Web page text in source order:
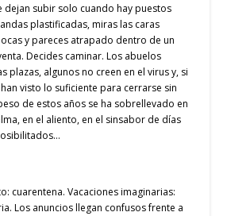
dejan subir solo cuando hay puestos
plastificadas, miras las caras
y pareces atrapado dentro de un
Decides caminar. Los abuelos
plazas, algunos no creen en el virus y, si
visto lo suficiente para cerrarse sin
de estos años se ha sobrellevado en
en el aliento, en el sinsabor de días
cuarentena. Vacaciones imaginarias:
Los anuncios llegan confusos frente a